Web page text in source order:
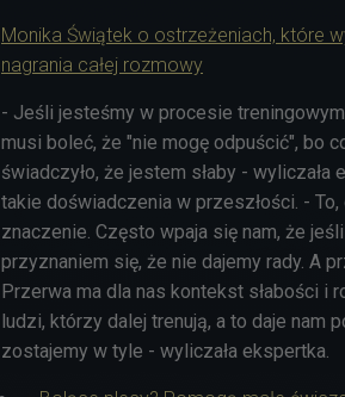
Monika Świątek o ostrzeżeniach, które
nagrania całej rozmowy
- Jeśli jesteśmy w procesie
musi boleć, że "nie mogę odpuścić", bo
świadczyło, że jestem słaby - wyliczała
takie doświadczenia w przeszłości. -
znaczenie. Często wpaja się nam, że
przyznaniem się, że nie dajemy rady. A
Przerwa ma dla nas kontekst słabości i
ludzi, którzy dalej trenują, a to daje nam
zostajemy w tyle - wyliczała ekspertka.